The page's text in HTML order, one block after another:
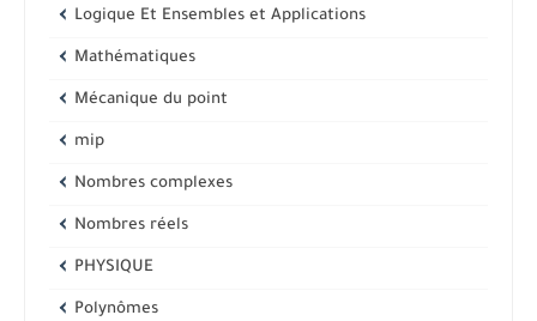
Logique Et Ensembles et Applications
Mathématiques
Mécanique du point
mip
Nombres complexes
Nombres réels
PHYSIQUE
Polynômes